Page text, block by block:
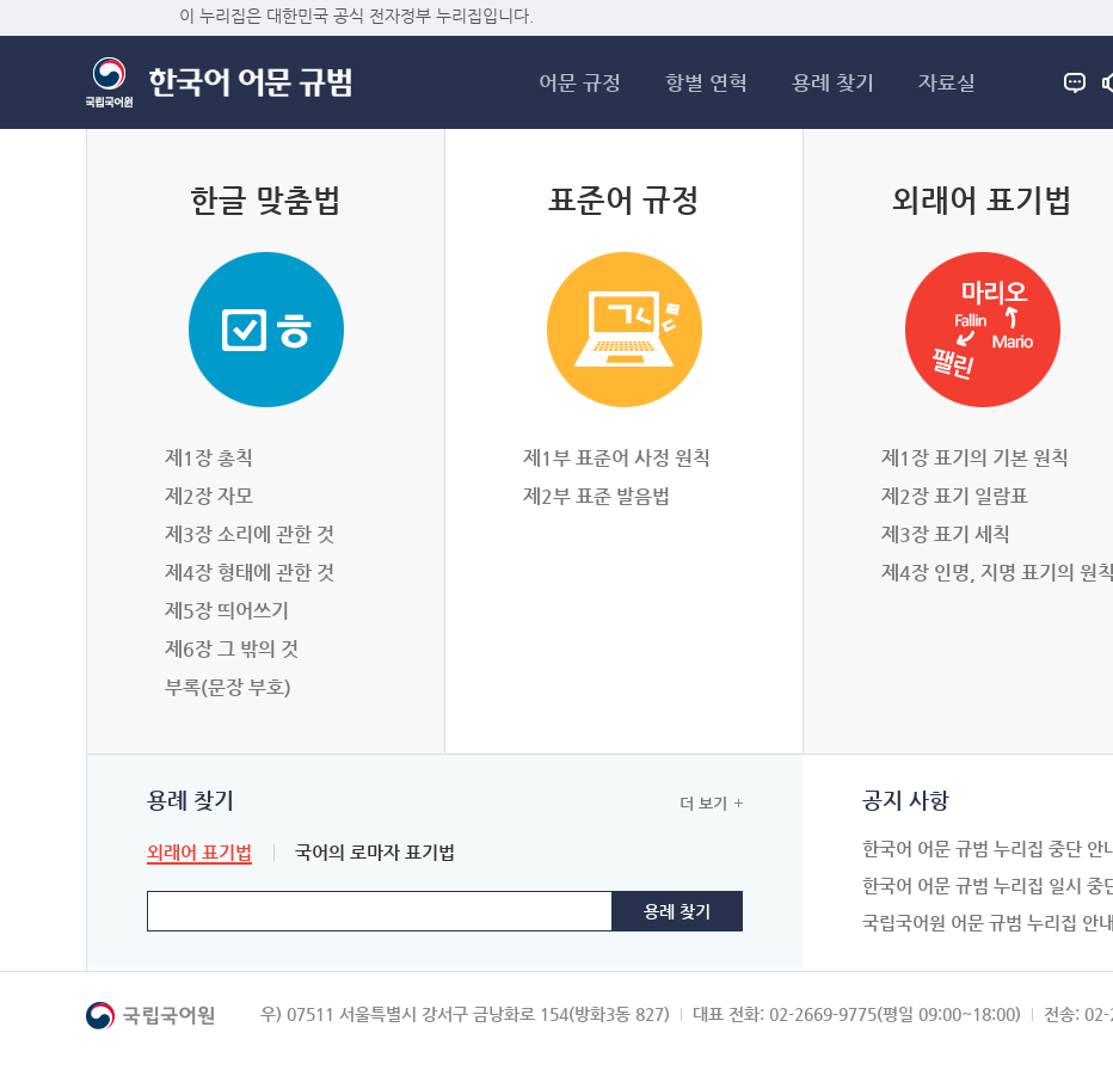
이 누리집은 대한민국 공식 전자정부 누리집입니다.
어문 규정 항별 연혁 용례 찾기 자료실
한글 맞춤법
제1장 총칙
제2장 자모
제3장 소리에 관한 것
제4장 형태에 관한 것
제5장 띄어쓰기
제6장 그 밖의 것
부록(문장 부호)
표준어 규정
제1부 표준어 사정 원칙
제2부 표준 발음법
외래어 표기법
제1장 표기의 기본 원칙
제2장 표기 일람표
제3장 표기 세칙
제4장 인명, 지명 표기의 원칙
용례 찾기
외래어 표기법 국어의 로마자 표기법
더 보기 공지 사항
한국어 어문 규범 누리집 중단 안
한국어 어문 규범 누리집 일시 중
국립국어원 어문 규범 누리집 안내
우) 07511 서울특별시 강서구 금낭화로 154(방화3동 827) 대표 전화: 02-2669-9775(평일 09:00~18:00) 전송: